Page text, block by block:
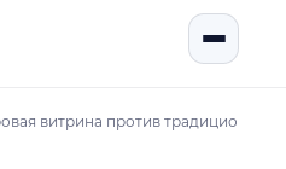
витрина против традиционного